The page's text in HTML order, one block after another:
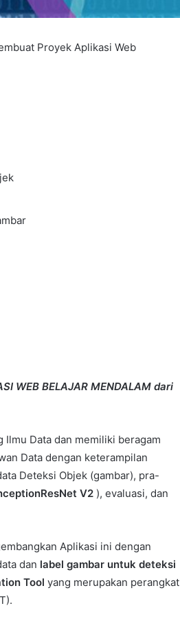
Proyek Aplikasi Web
WEB BELAJAR MENDALAM dari
Ilmu Data dan memiliki beragam
Data dengan keterampilan
Deteksi Objek (gambar), pra-
V2 ), evaluasi, dan
Aplikasi ini dengan
dan label gambar untuk deteksi
Tool yang merupakan perangkat